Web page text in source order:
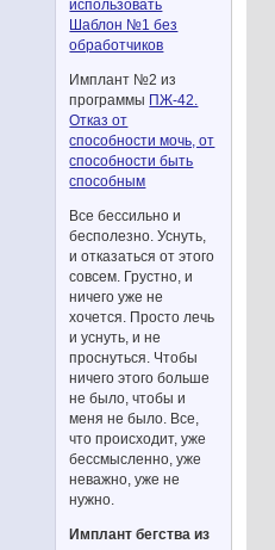
использовать
Шаблон №1 без
обработчиков
Имплант №2 из
программы ПЖ-42.
Отказ от
способности мочь, от
способности быть
способным
Все бессильно и
бесполезно. Уснуть,
и отказаться от этого
совсем. Грустно, и
ничего уже не
хочется. Просто лечь
и уснуть, и не
проснуться. Чтобы
ничего этого больше
не было, чтобы и
меня не было. Все,
что происходит, уже
бессмысленно, уже
неважно, уже не
нужно.
Имплант бегства из